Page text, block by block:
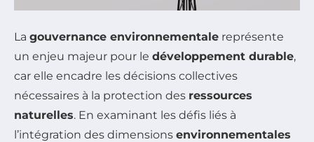
La gouvernance environnementale représente
un enjeu majeur pour le développement durable,
car elle encadre les décisions collectives
nécessaires à la protection des ressources
naturelles. En examinant les défis liés à
l’intégration des dimensions environnementales